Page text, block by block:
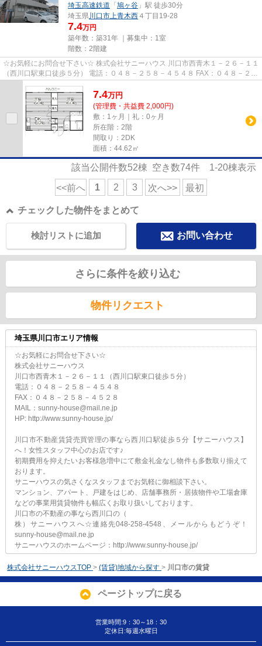
埼玉高速鉄道 「 鳩ヶ谷 」駅 徒歩30分
埼玉県川口市上青木西 ４丁目19-28
7.4万円
築年数：築31年 ｜募集中： 1室
階数：2階建
☆お気軽にお問合せ下さい☆ 株式会社サニーハウス 川口市西青木１－２６－１１
（西川口駅東口徒歩５分） 電話：０４８－２５８－４５４８ FAX：０４８－２５
7.4万円
(管理費・共益費 2,000円)
敷：1ヶ月｜礼：0ヶ月
所在階：2階
間取り：2DK
面積：44.62㎡
該当公開件数52棟 空き数74件 1-20棟表示
<<前へ 1 2 3 次へ>> 最初
チェックした物件をまとめて
お問い合わせ
検討リストに追加
さらに条件を絞り込む
物件リクエスト
埼玉県川口市エリア情報
☆お気軽にお問合せ下さい☆
株式会社サニーハウス
川口市西青木１－２６－１１（西川口駅東口徒歩５分）
電話：０４８－２５８－４５４８
FAX：０４８－２５８－４５２８
MAIL：sunny-house@mail.ne.jp
HP: http://www.sunny-house.jp/
川口市不動産賃貸売買管理の事なら西川口駅徒歩５分【サニーハウス】
へ！女性スタッフ中心のお店です♪
初期費用を抑えたいお客様急増中にて敷金礼金なし物件も多数取り揃えて
おります。
サニーハウスの気さくなスタッフまでお気軽に御相談下さい。
マンション、アパート、戸建をはじめ、店舗事務所・居抜物件や工場倉庫
などの事業用賃貸物件も幅広くお取り扱いしております。
川口市の不動産の事なら西川口の（
株）サニーハウスへ☆連絡先048-258-4548、メールからもどうぞ！
sunny-house@mail.ne.jp
サニーハウスのホームページ：http://www.sunny-house.jp/
株式会社サニーハウスTOP > (賃貸)地域から探す > 川口市の賃貸
ページトップに戻る
営業時間:9：30～18：30
定休日:毎週水曜日